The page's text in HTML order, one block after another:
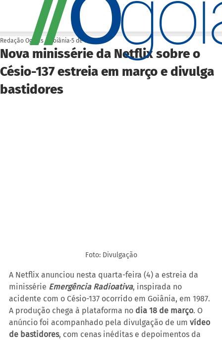
Nova minissérie da Netflix sobre o
Césio-137 estreia em março e divulga
bastidores
Redação Ogoiás | Goiânia 5 de fev.
Foto: Divulgação
A Netflix anunciou nesta quarta-feira (4) a estreia da
minissérie Emergência Radioativa, inspirada no
acidente com o Césio-137 ocorrido em Goiânia, em 1987.
A produção chega à plataforma no dia 18 de março. O
anúncio foi acompanhado pela divulgação de um vídeo
de bastidores, com cenas inéditas e depoimentos da